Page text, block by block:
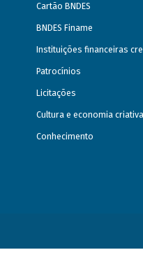
Cartão BNDES
BNDES Finame
Instituições financeiras
Patrocínios
Licitações
Cultura e economia criativa
Conhecimento